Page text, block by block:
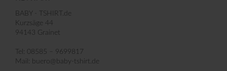
BABY - TSHIRT.de
Kurzsäge 44
94143 Grainet
Tel: 08585 – 9699817
Mail: buero@baby-tshirt.de